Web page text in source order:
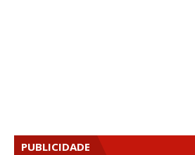
PUBLICIDADE